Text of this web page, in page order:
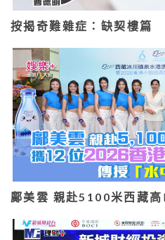
按揭奇難雜症：缺契樓篇
鄺美雲 親赴5100米西藏